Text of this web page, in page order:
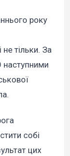
року
тільки. За
наступними
собі
цих